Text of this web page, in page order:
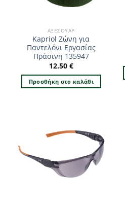
ΑΞΕΣΟΥΆΡ
Kapriol Ζώνη για
Παντελόνι Εργασίας
Πράσινη 135947
12.50 €
Προσθήκη στο καλάθι